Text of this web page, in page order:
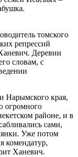
томского
репрессий
Деревни
словам, с
Нарымского края,
огромного
районе, и в
сами,
Уже потом
комендатур,
Ханевич.